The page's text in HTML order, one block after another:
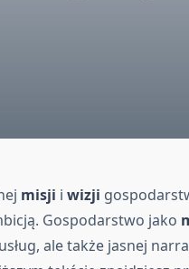
misji iwizji
Gospodarstwo jako
ale także jasnej